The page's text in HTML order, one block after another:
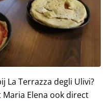
La Terrazza degli Ulivi?
Maria Elena ook direct